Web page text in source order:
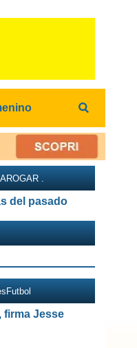
.
del pasado
firma Jesse